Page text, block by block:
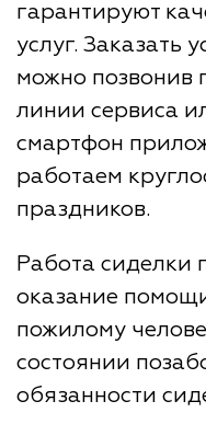
гарантируют
услуг. Заказать
можно позвонив
линии сервиса
смартфон
работаем
праздников.
Работа сиделки
оказание
пожилому
состоянии
обязанности